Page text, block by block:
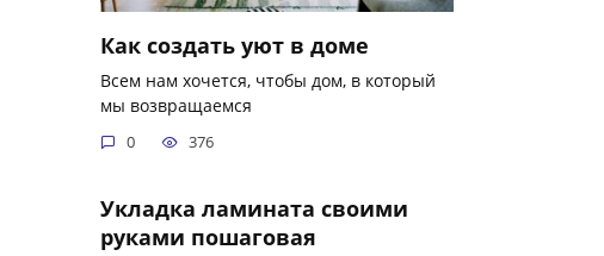
Как создать уют в доме
Всем нам хочется, чтобы дом, в который
мы возвращаемся
0 376
Укладка ламината своими
руками пошаговая